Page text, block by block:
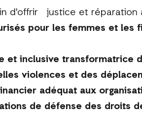
d'offrir justice et réparation
pour les femmes et les
et inclusive transformatrice
violences et des
adéquat aux
de défense des droits